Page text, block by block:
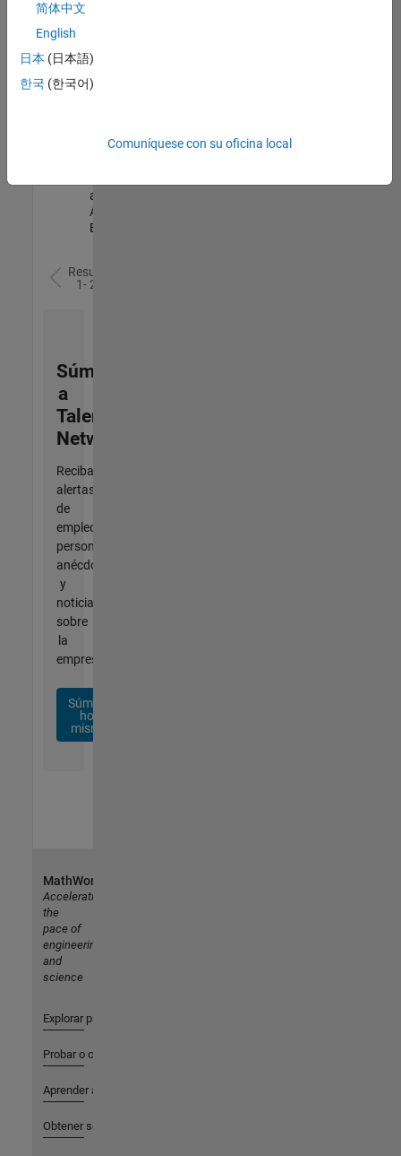
and
Architecture |
Experimentado
Engineer
and
Architecture |
Experimentado
Resultados
1- 2 de
Súmese
a
Talent
Network
Reciba
alertas
de
empleo
personalizadas,
anécdotas
y
noticias
sobre
la
empresa.
Súmese
hoy
mismo
简体中文
English
日本 (日本語)
한국 (한국어)
Comuníquese con su oficina local
MathWorks
Accelerating
the
pace of
engineering
and
science
Explorar productos
Probar o comprar
Aprender a utilizar
Obtener soporte